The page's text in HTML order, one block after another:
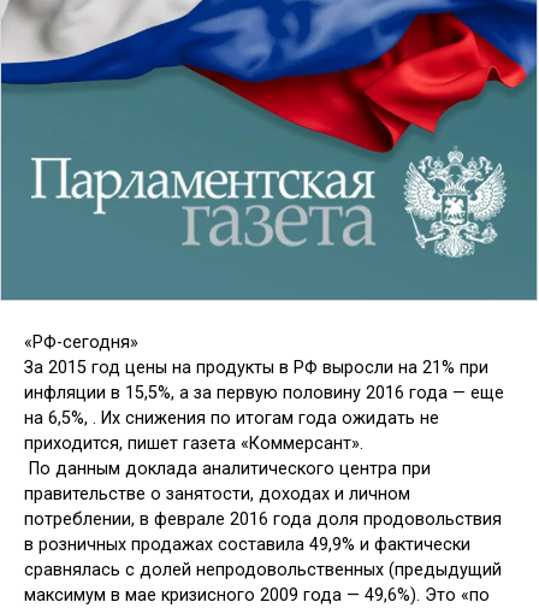
«РФ-сегодня»
За 2015 год цены на продукты в РФ выросли на 21% при
инфляции в 15,5%, а за первую половину 2016 года — еще
на 6,5%, . Их снижения по итогам года ожидать не
приходится, пишет газета «Коммерсант».
По данным доклада аналитического центра при
правительстве о занятости, доходах и личном
потреблении, в феврале 2016 года доля продовольствия
в розничных продажах составила 49,9% и фактически
сравнялась с долей непродовольственных (предыдущий
максимум в мае кризисного 2009 года — 49,6%). Это «по